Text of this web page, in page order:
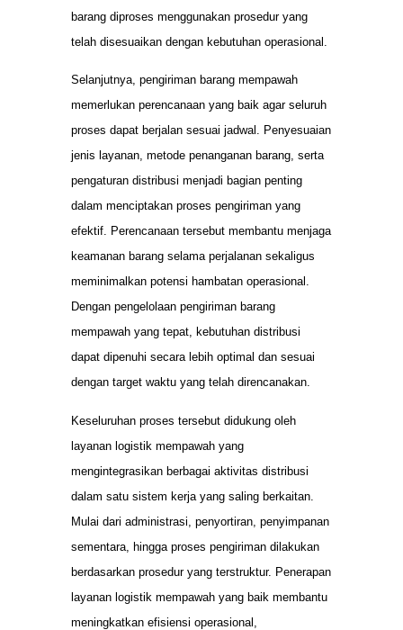
barang diproses menggunakan prosedur yang
telah disesuaikan dengan kebutuhan operasional.
Selanjutnya, pengiriman barang mempawah
memerlukan perencanaan yang baik agar seluruh
proses dapat berjalan sesuai jadwal. Penyesuaian
jenis layanan, metode penanganan barang, serta
pengaturan distribusi menjadi bagian penting
dalam menciptakan proses pengiriman yang
efektif. Perencanaan tersebut membantu menjaga
keamanan barang selama perjalanan sekaligus
meminimalkan potensi hambatan operasional.
Dengan pengelolaan pengiriman barang
mempawah yang tepat, kebutuhan distribusi
dapat dipenuhi secara lebih optimal dan sesuai
dengan target waktu yang telah direncanakan.
Keseluruhan proses tersebut didukung oleh
layanan logistik mempawah yang
mengintegrasikan berbagai aktivitas distribusi
dalam satu sistem kerja yang saling berkaitan.
Mulai dari administrasi, penyortiran, penyimpanan
sementara, hingga proses pengiriman dilakukan
berdasarkan prosedur yang terstruktur. Penerapan
layanan logistik mempawah yang baik membantu
meningkatkan efisiensi operasional,